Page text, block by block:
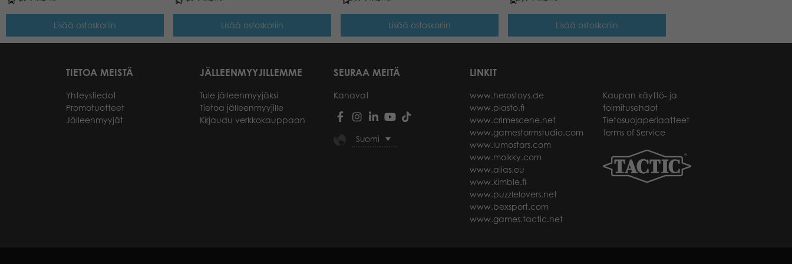
Lisää ostoskoriin Lisää ostoskoriin Lisää ostoskoriin Lisää ostoskoriin
TIETOA MEISTÄ
Yhteystiedot
Promotuotteet
Jälleenmyyjät
JÄLLEENMYYJILLEMME
Tule jälleenmyyjäksi
Tietoa jälleenmyyjille
Kirjaudu verkkokauppaan
SEURAA MEITÄ
Kanavat
Suomi
LINKIT
www.herostoys.de
www.plasto.fi
www.crimescene.net
www.gamestormstudio.com
www.lumostars.com
www.molkky.com
www.alias.eu
www.kimble.fi
www.puzzlelovers.net
www.bexsport.com
www.games.tactic.net
Kaupan käyttö- ja
toimitusehdot
Tietosuojaperiaatteet
Terms of Service